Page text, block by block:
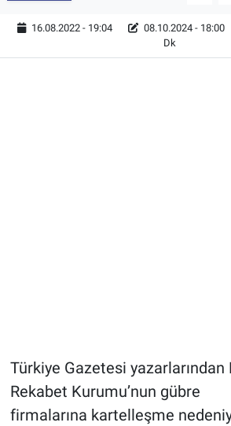
16.08.2022 - 19:04 08.10.2024 - 18:00
Dk
Türkiye Gazetesi yazarlarından
Rekabet Kurumu’nun gübre
firmalarına kartelleşme